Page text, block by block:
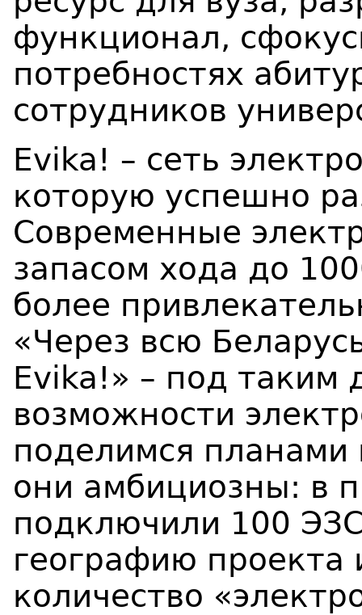
функционал,
потребностях
сотрудников
Evika! – сеть
которую успешно
Современные
запасом хода до
более
«Через всю
Evika!» – под таким
возможности
поделимся планами
они амбициозны: в
подключили 100
географию
количество